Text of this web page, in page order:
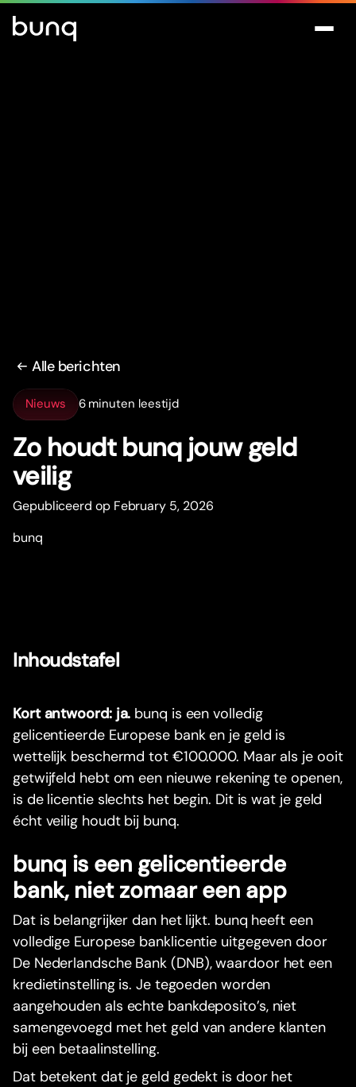
Alle berichten
Nieuws 6 minuten leestijd
Zo houdt bunq jouw geld
veilig
Gepubliceerd op February 5, 2026
bunq
Inhoudstafel
Kort antwoord: ja. bunq is een volledig
gelicentieerde Europese bank en je geld is
wettelijk beschermd tot €100.000. Maar als je ooit
getwijfeld hebt om een nieuwe rekening te openen,
is de licentie slechts het begin. Dit is wat je geld
écht veilig houdt bij bunq.
bunq is een gelicentieerde
bank, niet zomaar een app
Dat is belangrijker dan het lijkt. bunq heeft een
volledige Europese banklicentie uitgegeven door
De Nederlandsche Bank (DNB), waardoor het een
kredietinstelling is. Je tegoeden worden
aangehouden als echte bankdeposito’s, niet
samengevoegd met het geld van andere klanten
bij een betaalinstelling.
Dat betekent dat je geld gedekt is door het